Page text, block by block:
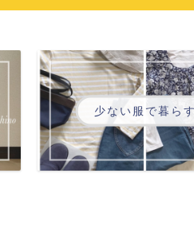
少ない服で暮らす